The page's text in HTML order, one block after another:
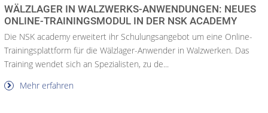
WÄLZLAGER IN WALZWERKS-ANWENDUNGEN: NEUES
ONLINE-TRAININGSMODUL IN DER NSK ACADEMY
Die NSK academy erweitert ihr Schulungsangebot um eine Online-
Trainingsplattform für die Wälzlager-Anwender in Walzwerken. Das
Training wendet sich an Spezialisten, zu de...
Mehr erfahren